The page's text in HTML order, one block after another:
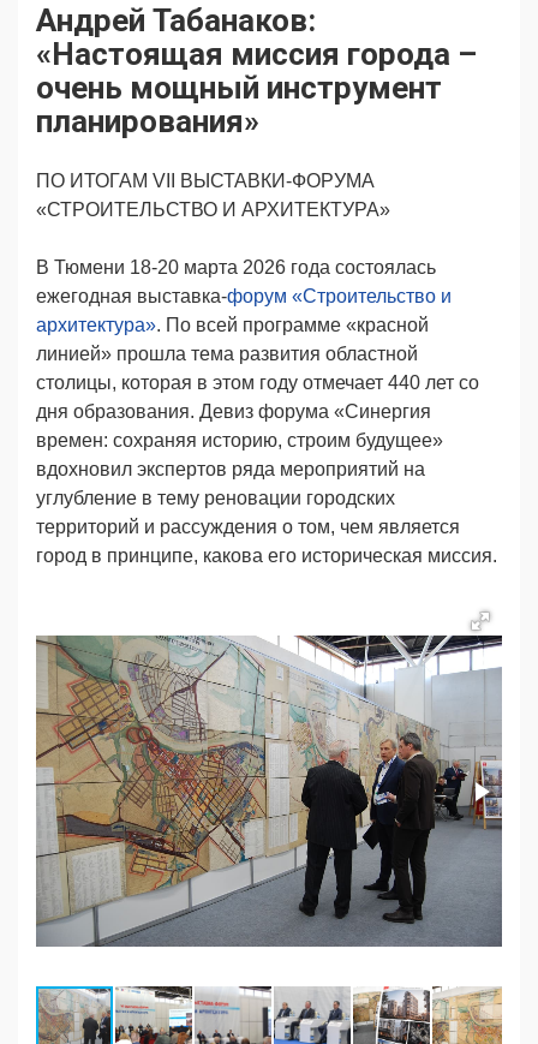
Продвижение
Ещё
Андрей Табанаков:
«Настоящая миссия города –
очень мощный инструмент
планирования»
ПО ИТОГАМ VII ВЫСТАВКИ-ФОРУМА
«СТРОИТЕЛЬСТВО И АРХИТЕКТУРА»
В Тюмени 18-20 марта 2026 года состоялась
ежегодная выставка-форум «Строительство и
архитектура». По всей программе «красной
линией» прошла тема развития областной
столицы, которая в этом году отмечает 440 лет со
дня образования. Девиз форума «Синергия
времен: сохраняя историю, строим будущее»
вдохновил экспертов ряда мероприятий на
углубление в тему реновации городских
территорий и рассуждения о том, чем является
город в принципе, какова его историческая миссия.